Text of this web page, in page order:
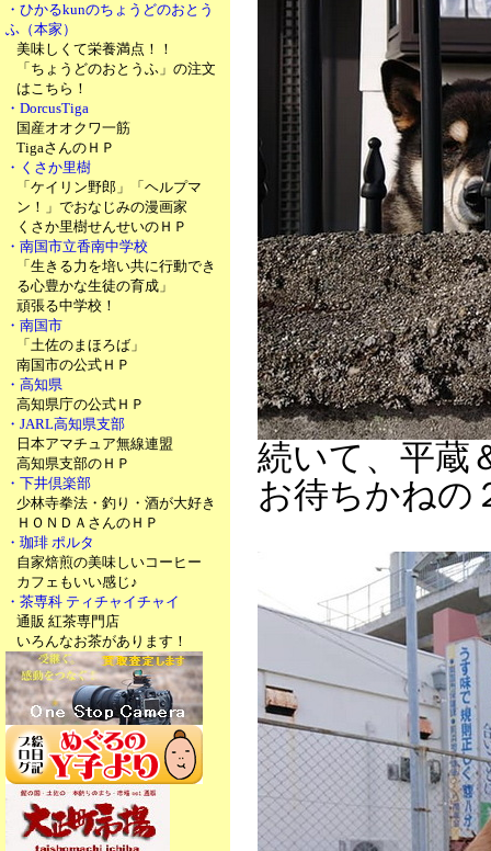
・ひかるkunのちょうどのおとう
ふ（本家）
美味しくて栄養満点！！
「ちょうどのおとうふ」の注文
はこちら！
・DorcusTiga
国産オオクワ一筋
TigaさんのＨＰ
・くさか里樹
「ケイリン野郎」「ヘルプマ
ン！」でおなじみの漫画家
くさか里樹せんせいのＨＰ
・南国市立香南中学校
「生きる力を培い共に行動でき
る心豊かな生徒の育成」
頑張る中学校！
・南国市
「土佐のまほろば」
南国市の公式ＨＰ
・高知県
高知県庁の公式ＨＰ
・JARL高知県支部
日本アマチュア無線連盟
高知県支部のＨＰ
・下井倶楽部
少林寺拳法・釣り・酒が大好き
ＨＯＮＤＡさんのＨＰ
・珈琲 ポルタ
自家焙煎の美味しいコーヒー
カフェもいい感じ♪
・茶専科 ティチャイチャイ
通販 紅茶専門店
いろんなお茶があります！
続いて、平蔵
お待ちかねの